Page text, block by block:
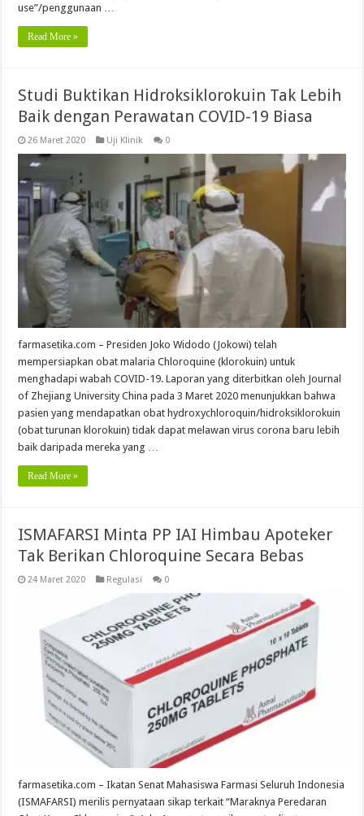
use”/penggunaan …
Read More »
Studi Buktikan Hidroksiklorokuin Tak Lebih
Baik dengan Perawatan COVID-19 Biasa
26 Maret 2020 Uji Klinik 0
farmasetika.com – Presiden Joko Widodo (Jokowi) telah
mempersiapkan obat malaria Chloroquine (klorokuin) untuk
menghadapi wabah COVID-19. Laporan yang diterbitkan oleh Journal
of Zhejiang University China pada 3 Maret 2020 menunjukkan bahwa
pasien yang mendapatkan obat hydroxychloroquin/hidroksiklorokuin
(obat turunan klorokuin) tidak dapat melawan virus corona baru lebih
baik daripada mereka yang …
Read More »
ISMAFARSI Minta PP IAI Himbau Apoteker
Tak Berikan Chloroquine Secara Bebas
24 Maret 2020 Regulasi 0
farmasetika.com – Ikatan Senat Mahasiswa Farmasi Seluruh Indonesia
(ISMAFARSI) merilis pernyataan sikap terkait “Maraknya Peredaran